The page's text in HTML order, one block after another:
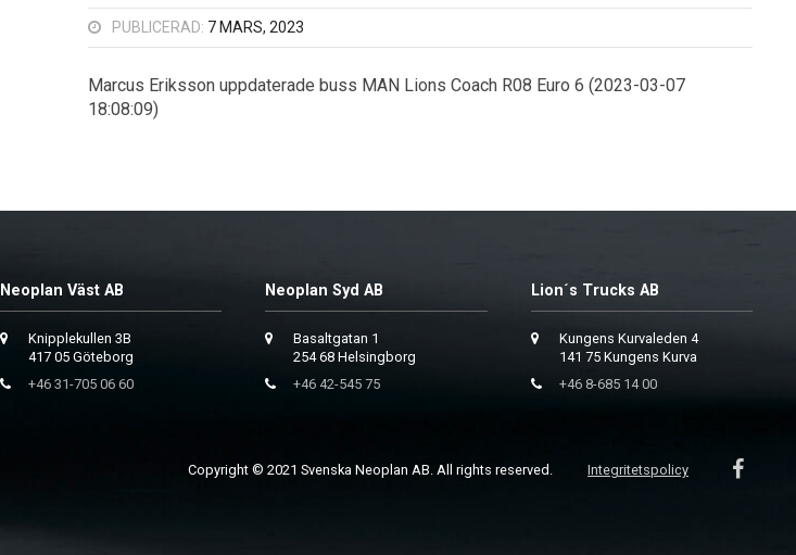
PUBLICERAD: 7 MARS, 2023
Marcus Eriksson uppdaterade buss MAN Lions Coach R08 Euro 6 (2023-03-07
18:08:09)
Neoplan Väst AB
Knipplekullen 3B
417 05 Göteborg
+46 31-705 06 60
Neoplan Syd AB
Basaltgatan 1
254 68 Helsingborg
+46 42-545 75
Lion´s Trucks AB
Kungens Kurvaleden 4
141 75 Kungens Kurva
+46 8-685 14 00
Copyright © 2021 Svenska Neoplan AB. All rights reserved. Integritetspolicy